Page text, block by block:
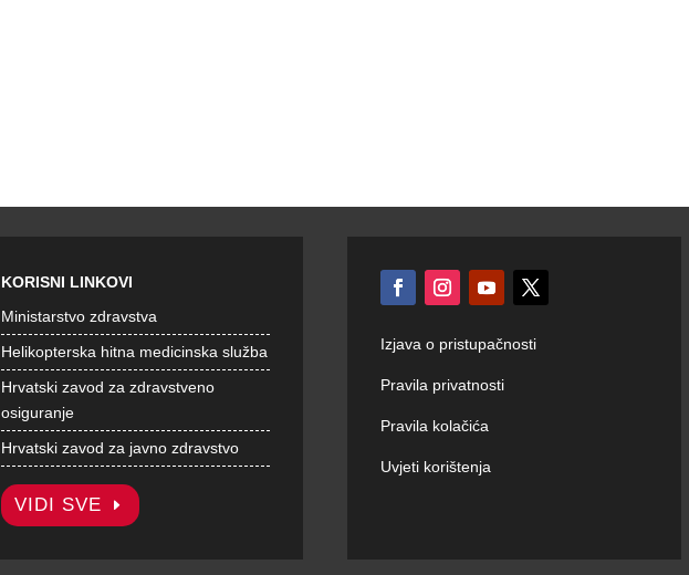
KORISNI LINKOVI
Ministarstvo zdravstva
Helikopterska hitna medicinska služba
Hrvatski zavod za zdravstveno
osiguranje
Hrvatski zavod za javno zdravstvo
VIDI SVE
Izjava o pristupačnosti
Pravila privatnosti
Pravila kolačića
Uvjeti korištenja